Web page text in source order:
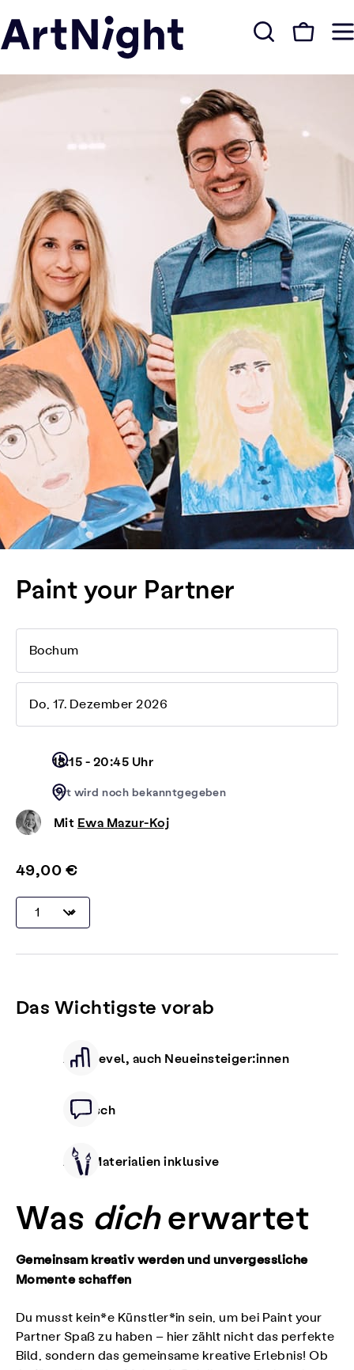
Paint your Partner
Bochum
Do, 17. Dezember 2026
18:15 - 20:45 Uhr
Ort wird noch bekanntgegeben
Mit Ewa Mazur-Koj
49,00 €
Das Wichtigste vorab
Alle Level, auch Neueinsteiger:innen
Deutsch
Alle Materialien inklusive
Was dicherwartet
Gemeinsam kreativ werden und unvergessliche
Momente schaffen
Du musst kein*e Künstler*in sein, um bei Paint your
Partner Spaß zu haben – hier zählt nicht das perfekte
Bild, sondern das gemeinsame kreative Erlebnis! Ob